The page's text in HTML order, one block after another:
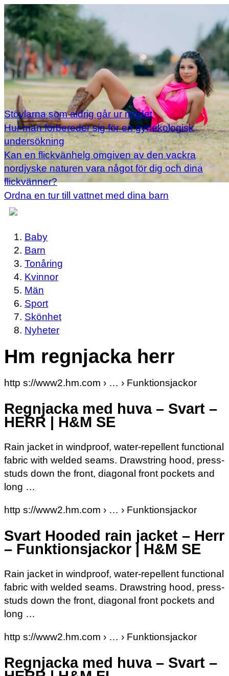
Stövlarna som aldrig går ur modet
Hur man förbereder sig för en gynekologisk
undersökning
Kan en flickvänhelg omgiven av den vackra
nordjyske naturen vara något för dig och dina
flickvänner?
Ordna en tur till vattnet med dina barn
Baby
Barn
Tonåring
Kvinnor
Män
Sport
Skönhet
Nyheter
Hm regnjacka herr
http s://www2.hm.com › … › Funktionsjackor
Regnjacka med huva – Svart –
HERR | H&M SE
Rain jacket in windproof, water-repellent functional
fabric with welded seams. Drawstring hood, press-
studs down the front, diagonal front pockets and
long …
http s://www2.hm.com › … › Funktionsjackor
Svart Hooded rain jacket – Herr
– Funktionsjackor | H&M SE
Rain jacket in windproof, water-repellent functional
fabric with welded seams. Drawstring hood, press-
studs down the front, diagonal front pockets and
long …
http s://www2.hm.com › … › Funktionsjackor
Regnjacka med huva – Svart –